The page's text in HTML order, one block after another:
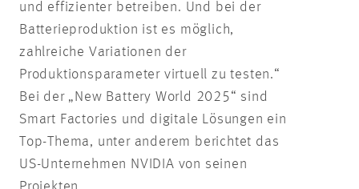
und effizienter betreiben. Und bei der
Batterieproduktion ist es möglich,
zahlreiche Variationen der
Produktionsparameter virtuell zu testen.“
Bei der „New Battery World 2025“ sind
Smart Factories und digitale Lösungen ein
Top-Thema, unter anderem berichtet das
US-Unternehmen NVIDIA von seinen